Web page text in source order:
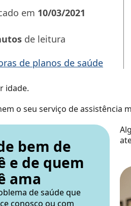
em 10/03/2021
de leitura
de planos de saúde
idade.
o seu serviço de assistência
bem de
e de quem
ama
de saúde que
conosco ou com